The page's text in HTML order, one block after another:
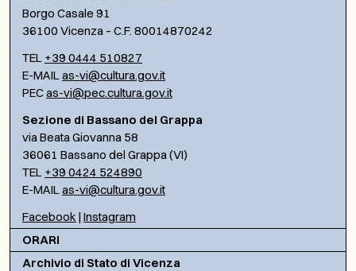
Borgo Casale 91
36100 Vicenza – C.F. 80014870242
TEL +39 0444 510827
E-MAILas-vi@cultura.gov.it
PECas-vi@pec.cultura.gov.it
Sezione di Bassano del Grappa
via Beata Giovanna 58
36061 Bassano del Grappa (VI)
TEL +39 0424 524890
E-MAILas-vi@cultura.gov.it
Facebook | Instagram
ORARI
Archivio di Stato di Vicenza